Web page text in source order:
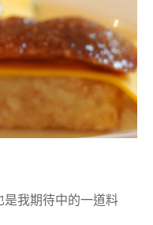
我期待中的一道料